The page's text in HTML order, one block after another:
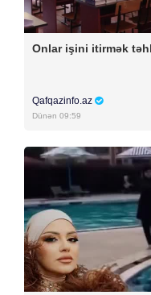
Onlar işini itirmək
Qafqazinfo.az
Dünən 09:59